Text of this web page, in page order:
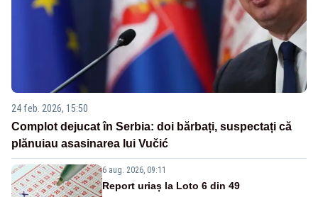
24 feb. 2026, 15:50
Complot dejucat în Serbia: doi bărbați, suspectați că
plănuiau asasinarea lui Vučić
6 aug. 2026, 09:11
Report uriaș la Loto 6 din 49